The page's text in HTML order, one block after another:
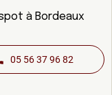
à Bordeaux
05 56 37 96 82